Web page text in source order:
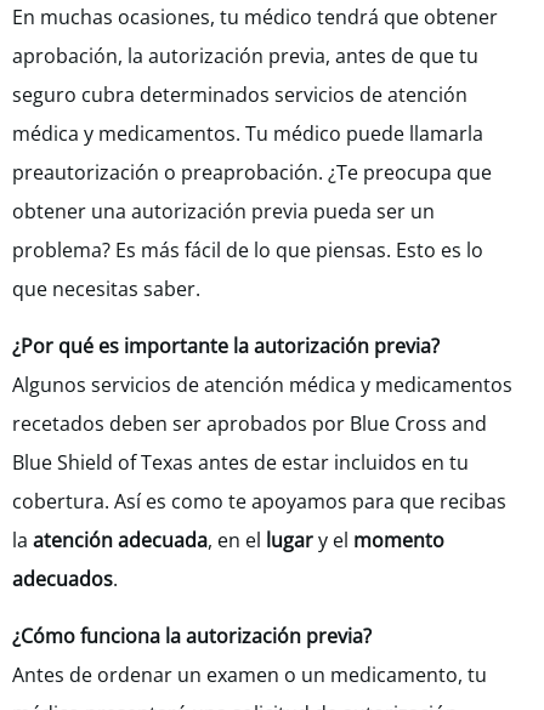
En muchas ocasiones, tu médico tendrá que obtener
aprobación, la autorización previa, antes de que tu
seguro cubra determinados servicios de atención
médica y medicamentos. Tu médico puede llamarla
preautorización o preaprobación. ¿Te preocupa que
obtener una autorización previa pueda ser un
problema? Es más fácil de lo que piensas. Esto es lo
que necesitas saber.
¿Por qué es importante la autorización previa?
Algunos servicios de atención médica y medicamentos
recetados deben ser aprobados por Blue Cross and
Blue Shield of Texas antes de estar incluidos en tu
cobertura. Así es como te apoyamos para que recibas
la atención adecuada, en el lugary el momento
adecuados.
¿Cómo funciona la autorización previa?
Antes de ordenar un examen o un medicamento, tu